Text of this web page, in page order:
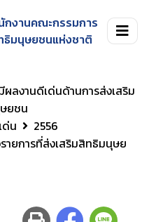
กงานคณะกรรมการ
ธิมนุษยชนแห่งชาติ
ลงานดีเด่นด้านการส่งเสริม
ยชน
ด่น
2556
ายการที่ส่งเสริมสิทธิมนุษย